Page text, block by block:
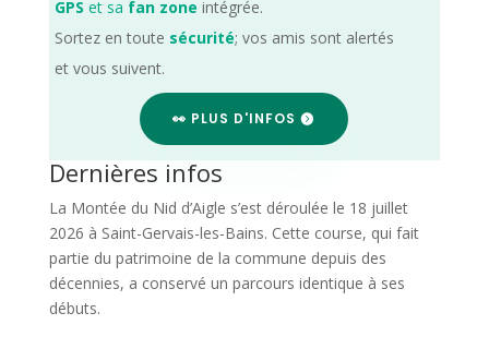
GPS et sa fan zone intégrée.
Sortez en toute sécurité; vos amis sont alertés
et vous suivent.
👀 PLUS D'INFOS
Dernières infos
La Montée du Nid d’Aigle s’est déroulée le 18 juillet
2026 à Saint-Gervais-les-Bains. Cette course, qui fait
partie du patrimoine de la commune depuis des
décennies, a conservé un parcours identique à ses
débuts.